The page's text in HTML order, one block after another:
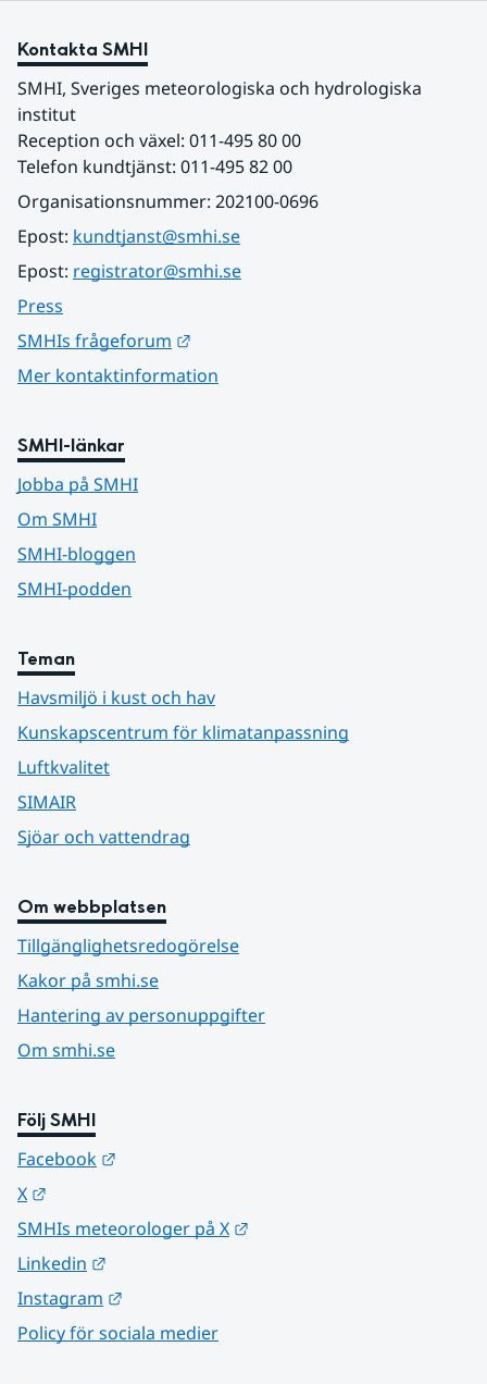
Kontakta SMHI
SMHI, Sveriges meteorologiska och hydrologiska
institut
Reception och växel: 011-495 80 00
Telefon kundtjänst: 011-495 82 00
Organisationsnummer: 202100-0696
Epost: kundtjanst@smhi.se
Epost: registrator@smhi.se
Press
SMHIs frågeforum
Mer kontaktinformation
SMHI-länkar
Jobba på SMHI
Om SMHI
SMHI-bloggen
SMHI-podden
Teman
Havsmiljö i kust och hav
Kunskapscentrum för klimatanpassning
Luftkvalitet
SIMAIR
Sjöar och vattendrag
Om webbplatsen
Tillgänglighetsredogörelse
Kakor på smhi.se
Hantering av personuppgifter
Om smhi.se
Följ SMHI
Facebook
X
SMHIs meteorologer på X
Linkedin
Instagram
Policy för sociala medier